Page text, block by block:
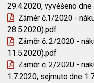
29.4.2020, vyvěšeno
Záměr č.1/2020 -
28.5.2020).pdf
Záměr č. 2/2020 -
11.5.2020).pdf
Záměr č. 2/2020 -
1.7.2020, sejmuto dne